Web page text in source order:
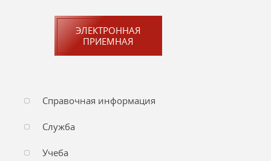
ЭЛЕКТРОННАЯ
ПРИЕМНАЯ
Справочная информация
Служба
Учеба